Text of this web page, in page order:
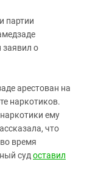
партии
заявил о
арестован на
наркотиков.
ему
что
время
суд оставил